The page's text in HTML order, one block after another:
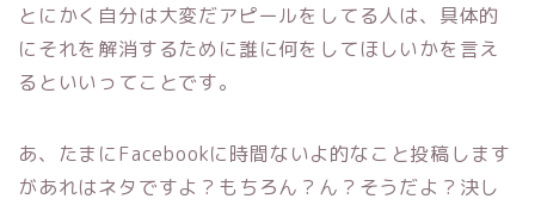
とにかく自分は大変だアピールをしてる人は、具体的
にそれを解消するために誰に何をしてほしいかを言え
るといいってことです。
あ、たまにFacebookに時間ないよ的なこと投稿します
があれはネタですよ？もちろん？ん？そうだよ？決し